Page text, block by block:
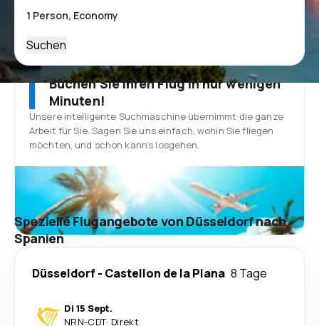
Suchen
Buchen Sie Ihren Flug in nur wenigen
Minuten!
Unsere intelligente Suchmaschine übernimmt die ganze
Arbeit für Sie. Sagen Sie uns einfach, wohin Sie fliegen
möchten, und schon kann’s losgehen.
Spezielle Flugangebote von Düsseldorf nach
Spanien
Düsseldorf - Castellon de la Plana 8 Tage
Di 15 Sept.
NRN-CDT· Direkt